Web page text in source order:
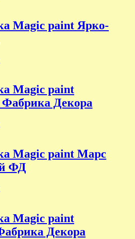
Magic paint Ярко-
Magic paint
Декора
Magic paint Марс
ФД
Magic paint
Декора